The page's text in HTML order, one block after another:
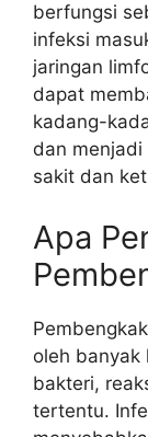
berfungsi
infeksi
jaringan
dapat
kadang-
dan
sakit dan
Apa
oleh banyak
bakteri,
tertentu.